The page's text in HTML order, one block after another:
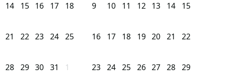
14 15 16 17 18
21 22 23 24 25
28 29 30 31 1
9 10 11 12 13 14 15
16 17 18 19 20 21 22
23 24 25 26 27 28 29